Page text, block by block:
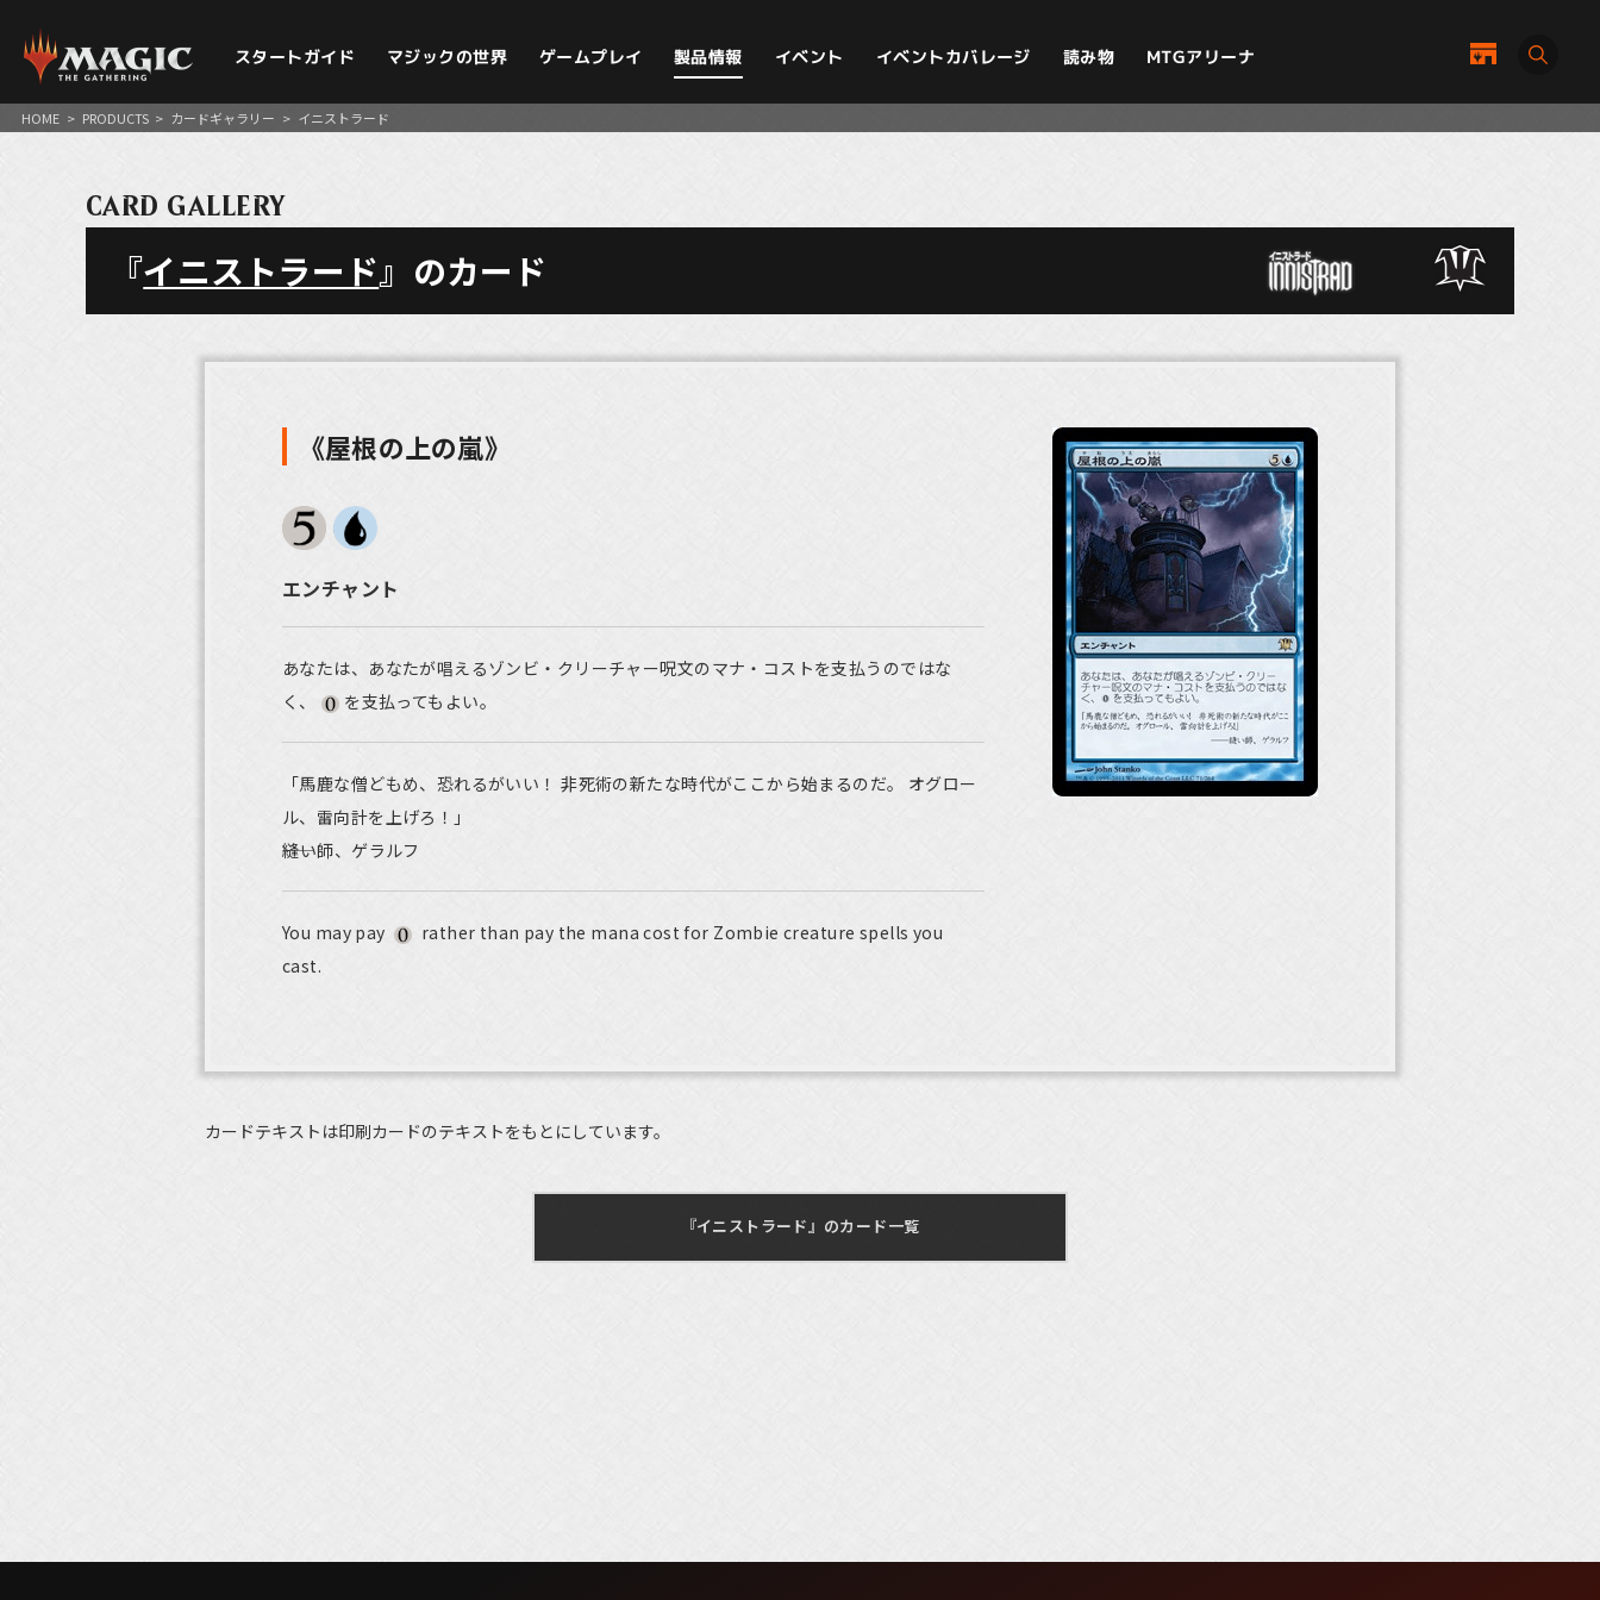
スタートガイド マジックの世界 ゲームプレイ 製品情報 イベント イベントカバレージ 読み物 MTGアリーナ
HOME > PRODUCTS > カードギャラリー > イニストラード
CARD GALLERY
『イニストラード』のカード
《屋根の上の嵐》
エンチャント
あなたは、あなたが唱えるゾンビ・クリーチャー呪文のマナ・コストを支払うのではな
く、
を支払ってもよい。
「馬鹿な僧どもめ、恐れるがいい！ 非死術の新たな時代がここから始まるのだ。 オグロー
ル、雷向計を上げろ！」
――縫い師、ゲラルフ
You may pay
rather than pay the mana cost for Zombie creature spells you
cast.
カードテキストは印刷カードのテキストをもとにしています。
『イニストラード』のカード一覧